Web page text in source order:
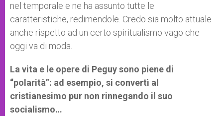
nel temporale e ne ha assunto tutte le
caratteristiche, redimendole. Credo sia molto attuale
anche rispetto ad un certo spiritualismo vago che
oggi va di moda.
La vita e le opere di Peguy sono piene di
“polarità”: ad esempio, si convertì al
cristianesimo pur non rinnegando il suo
socialismo…